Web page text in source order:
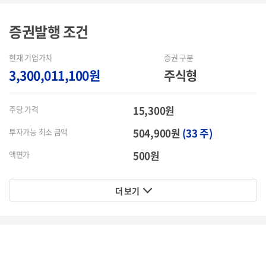
증권발행조건
현재 기업가치
3,300,011,100원
증권 구분
주식형
주당 가격 15,300원
투자가능 최소 금액 504,900원 (33 주)
액면가 500원
더 보기